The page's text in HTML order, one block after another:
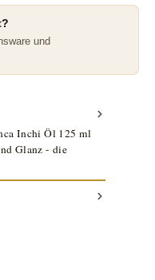
und
Inchi Öl 125 ml
Glanz - die